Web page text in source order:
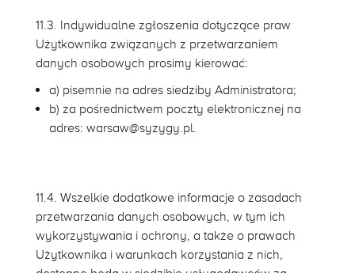
11.3. Indywidualne zgłoszenia dotyczące praw
Użytkownika związanych z przetwarzaniem
danych osobowych prosimy kierować:
a) pisemnie na adres siedziby Administratora;
b) za pośrednictwem poczty elektronicznej na
adres: warsaw@syzygy.pl.
11.4. Wszelkie dodatkowe informacje o zasadach
przetwarzania danych osobowych, w tym ich
wykorzystywania i ochrony, a także o prawach
Użytkownika i warunkach korzystania z nich,